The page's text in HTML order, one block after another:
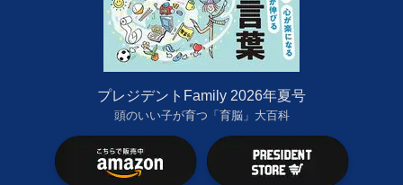
プレジデントFamily 2026年夏号
頭のいい子が育つ「育脳」大百科